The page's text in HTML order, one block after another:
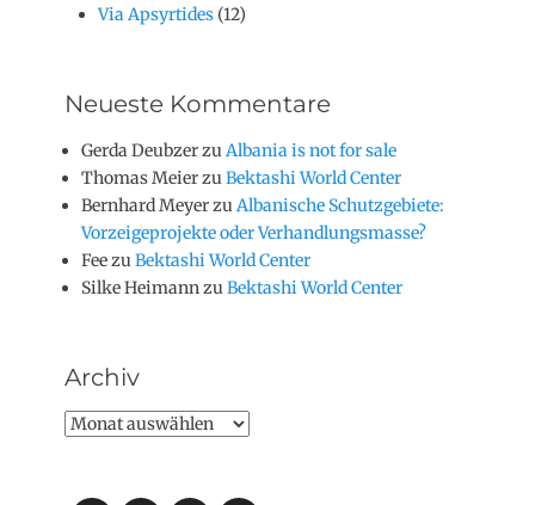
Via Apsyrtides (12)
Neueste Kommentare
Gerda DeubzerzuAlbania is not for sale
Thomas MeierzuBektashi World Center
Bernhard MeyerzuAlbanische Schutzgebiete:
Vorzeigeprojekte oder Verhandlungsmasse?
FeezuBektashi World Center
Silke HeimannzuBektashi World Center
Archiv
Archiv